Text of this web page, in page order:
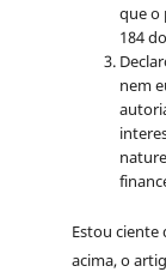
que o
184
nem
Estou ciente
acima, o